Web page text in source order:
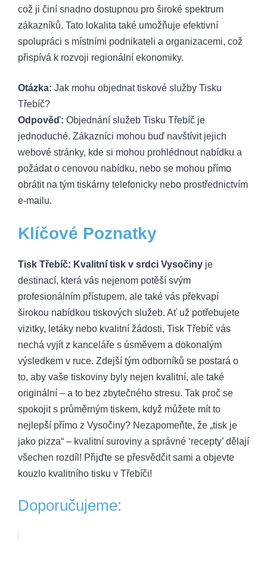
což ji činí snadno dostupnou pro široké spektrum
zákazníků. Tato lokalita také umožňuje efektivní
spolupráci s místními podnikateli a organizacemi, což
přispívá k rozvoji regionální ekonomiky.
Otázka: Jak mohu objednat tiskové služby Tisku
Třebíč?
Odpověď: Objednání služeb Tisku Třebíč je
jednoduché. Zákazníci mohou buď navštívit jejich
webové stránky, kde si mohou prohlédnout nabídku a
požádat o cenovou nabídku, nebo se mohou přímo
obrátit na tým tiskárny telefonicky nebo prostřednictvím
e-mailu.
Klíčové Poznatky
Tisk Třebíč: Kvalitní tisk v srdci Vysočiny je
destinací, která vás nejenom potěší svým
profesionálním přístupem, ale také vás překvapí
širokou nabídkou tiskových služeb. Ať už potřebujete
vizitky, letáky nebo kvalitní žádosti, Tisk Třebíč vás
nechá vyjít z kanceláře s úsměvem a dokonalým
výsledkem v ruce. Zdejší tým odborníků se postará o
to, aby vaše tiskoviny byly nejen kvalitní, ale také
originální – a to bez zbytečného stresu. Tak proč se
spokojit s průměrným tiskem, když můžete mít to
nejlepší přímo z Vysočiny? Nezapomeňte, že „tisk je
jako pizza“ – kvalitní suroviny a správné ‘recepty’ dělají
všechen rozdíl! Přijďte se přesvědčit sami a objevte
kouzlo kvalitního tisku v Třebíči!
Doporučujeme: